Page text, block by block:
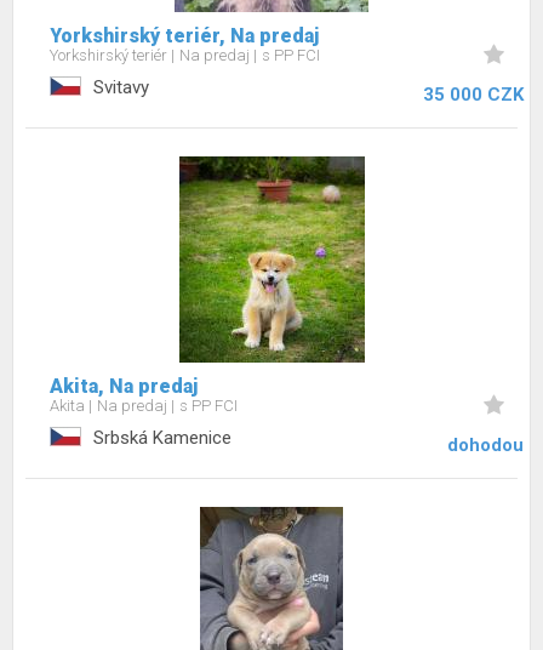
Yorkshirský teriér, Na predaj
Yorkshirský teriér Na predaj s PP FCI
Svitavy 35 000 CZK
Akita, Na predaj
Akita Na predaj s PP FCI
Srbská Kamenice dohodou